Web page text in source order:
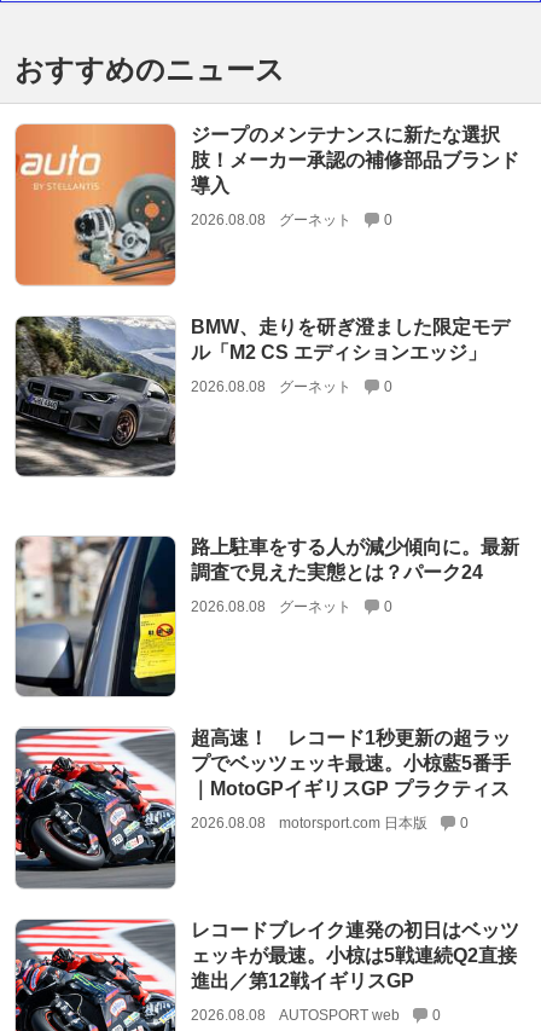
おすすめのニュース
ジープのメンテナンスに新たな選択
肢！メーカー承認の補修部品ブランド
導入
2026.08.08 グーネット 0
BMW、走りを研ぎ澄ました限定モデ
ル「M2 CS エディションエッジ」
2026.08.08 グーネット 0
路上駐車をする人が減少傾向に。最新
調査で見えた実態とは？パーク24
2026.08.08 グーネット 0
超高速！ レコード1秒更新の超ラッ
プでベッツェッキ最速。小椋藍5番手
｜MotoGPイギリスGP プラクティス
2026.08.08 motorsport.com 日本版 0
レコードブレイク連発の初日はベッツ
ェッキが最速。小椋は5戦連続Q2直接
進出／第12戦イギリスGP
2026.08.08 AUTOSPORT web 0